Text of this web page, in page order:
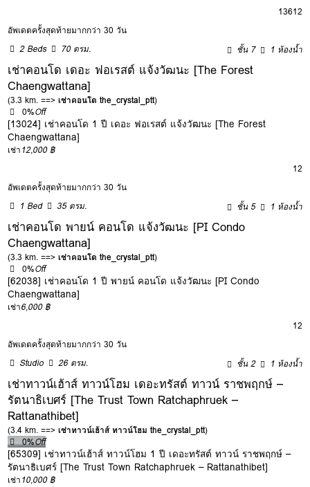
13612
อัพเดตครั้งสุดท้ายมากกว่า 30 วัน
2 Beds
70 ตรม. ชั้น 7 1 ห้องน้ำ
เช่าคอนโด เดอะ ฟอเรสต์ แจ้งวัฒนะ [The Forest
Chaengwattana]
(3.3 km. ==>เช่าคอนโด the_crystal_ptt)
0%Off
[13024] เช่าคอนโด 1 ปี เดอะ ฟอเรสต์ แจ้งวัฒนะ [The Forest
Chaengwattana]
เช่า12,000 ฿
12
อัพเดตครั้งสุดท้ายมากกว่า 30 วัน
1 Bed
35 ตรม. ชั้น 5 1 ห้องน้ำ
เช่าคอนโด พายน์ คอนโด แจ้งวัฒนะ [PI Condo
Chaengwattana]
(3.3 km. ==>เช่าคอนโด the_crystal_ptt)
0%Off
[62038] เช่าคอนโด 1 ปี พายน์ คอนโด แจ้งวัฒนะ [PI Condo
Chaengwattana]
เช่า6,000 ฿
12
อัพเดตครั้งสุดท้ายมากกว่า 30 วัน
Studio
26 ตรม. ชั้น 2 1 ห้องน้ำ
เช่าทาวน์เฮ้าส์ ทาวน์โฮม เดอะทรัสต์ ทาวน์ ราชพฤกษ์ –
รัตนาธิเบศร์ [The Trust Town Ratchaphruek –
Rattanathibet]
(3.4 km. ==>เช่าทาวน์เฮ้าส์ ทาวน์โฮม the_crystal_ptt)
0%Off
[65309] เช่าทาวน์เฮ้าส์ ทาวน์โฮม 1 ปี เดอะทรัสต์ ทาวน์ ราชพฤกษ์ –
รัตนาธิเบศร์ [The Trust Town Ratchaphruek – Rattanathibet]
เช่า10,000 ฿